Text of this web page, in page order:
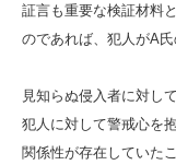
証言も重要な検証材料
のであれば、犯人がA
見知らぬ侵入者に対し
犯人に対して警戒心を
関係性が存在していた